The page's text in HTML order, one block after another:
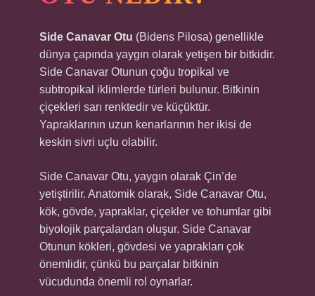
Side Canavar Otu (Bidens Pilosa) genellikle
dünya çapında yaygın olarak yetişen bir bitkidir.
Side Canavar Otunun çoğu tropikal ve
subtropikal iklimlerde türleri bulunur. Bitkinin
çiçekleri sarı renktedir ve küçüktür.
Yapraklarının uzun kenarlarının her ikisi de
keskin sivri uçlu olabilir.
Side Canavar Otu, yaygın olarak Çin’de
yetiştirilir. Anatomik olarak, Side Canavar Otu,
kök, gövde, yapraklar, çiçekler ve tohumlar gibi
biyolojik parçalardan oluşur. Side Canavar
Otunun kökleri, gövdesi ve yaprakları çok
önemlidir, çünkü bu parçalar bitkinin
vücudunda önemli rol oynarlar.